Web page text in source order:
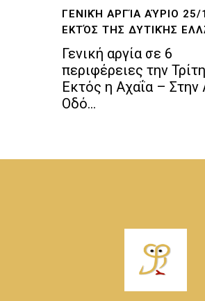
ΓΕΝΙΚΉ ΑΡΓΊΑ ΑΎΡΙΟ 25/
ΕΚΤΌΣ ΤΗΣ ΔΥΤΙΚΉΣ
Γενική αργία σε 6
περιφέρειες την
Εκτός η Αχαΐα – Στην
Οδό...